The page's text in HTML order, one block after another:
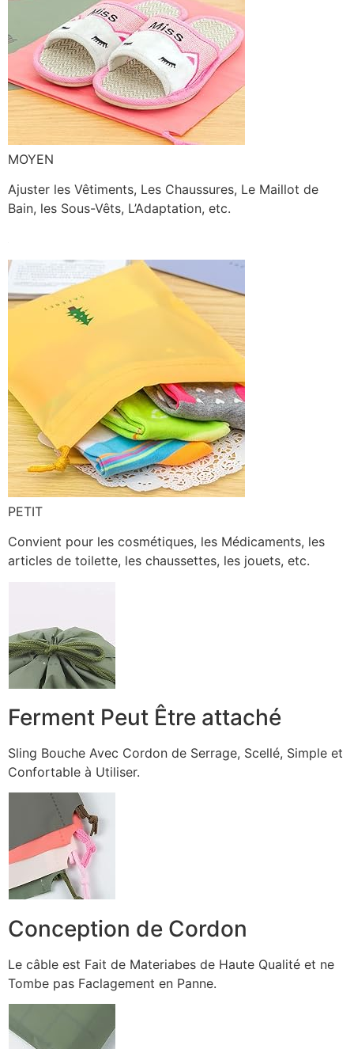
MOYEN
Ajuster les Vêtiments, Les Chaussures, Le Maillot de
Bain, les Sous-Vêts, L’Adaptation, etc.
PETIT
Convient pour les cosmétiques, les Médicaments, les
articles de toilette, les chaussettes, les jouets, etc.
Ferment Peut Être attaché
Sling Bouche Avec Cordon de Serrage, Scellé, Simple et
Confortable à Utiliser.
Conception de Cordon
Le câble est Fait de Materiabes de Haute Qualité et ne
Tombe pas Faclagement en Panne.